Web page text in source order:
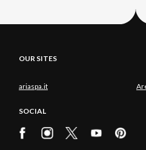
OUR SITES
ariaspa.it
SOCIAL